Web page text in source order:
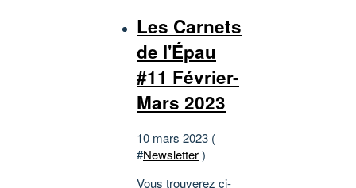
Les Carnets
de l'Épau
#11 Février-
Mars 2023
10 mars 2023 (
#Newsletter)
Vous trouverez ci-